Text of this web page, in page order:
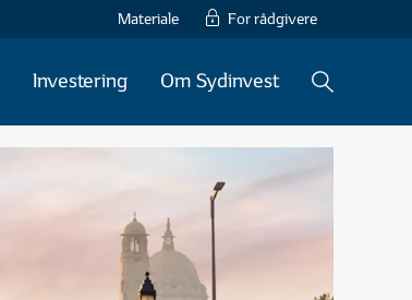
Materiale For rådgivere
Investering Om Sydinvest